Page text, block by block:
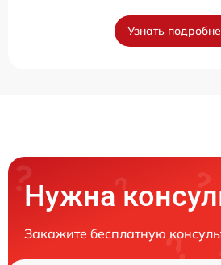
Узнать
Нужна
Закажите бесплатную